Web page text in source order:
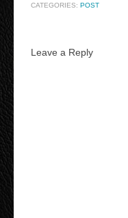
CATEGORIES: POST
Leave a Reply